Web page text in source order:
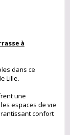
à
dans ce
Lille.
une
espaces de vie
confort